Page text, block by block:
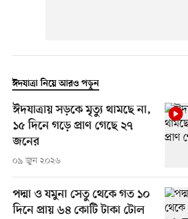
ঈদযাত্রা নিয়ে আরও পড়ুন
ঈদযাত্রায় সড়কে মৃত্যু থামছে না,
১৫ দিনে গড়ে প্রাণ গেছে ২৭
জনের
০৯ জুন ২০২৬
পদ্মা ও যমুনা সেতু থেকে গত ১০
দিনে প্রায় ৬৪ কোটি টাকা টোল